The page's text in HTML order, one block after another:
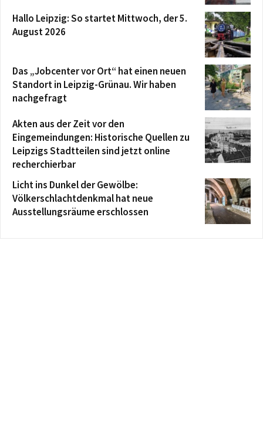
Hallo Leipzig: So startet Mittwoch, der 5.
August 2026
Das „Jobcenter vor Ort“ hat einen neuen
Standort in Leipzig-Grünau. Wir haben
nachgefragt
Akten aus der Zeit vor den
Eingemeindungen: Historische Quellen zu
Leipzigs Stadtteilen sind jetzt online
recherchierbar
Licht ins Dunkel der Gewölbe:
Völkerschlachtdenkmal hat neue
Ausstellungsräume erschlossen